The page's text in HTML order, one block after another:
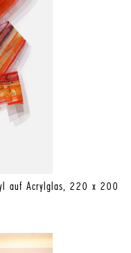
auf Acrylglas, 220 x 200